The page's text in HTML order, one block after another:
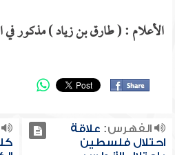
الأعلام : ( طارق بن زياد ) مذكور في
الفهرس: علاقة
احتلال فلسطين